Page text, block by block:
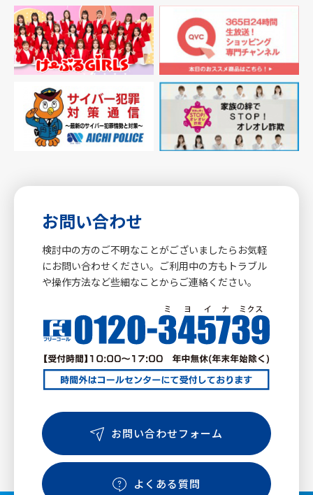
お問い合わせ
検討中の方のご不明なことがございましたらお気軽
にお問い合わせください。ご利用中の方もトラブル
や操作方法など些細なことからご連絡ください。
お問い合わせフォーム
よくある質問